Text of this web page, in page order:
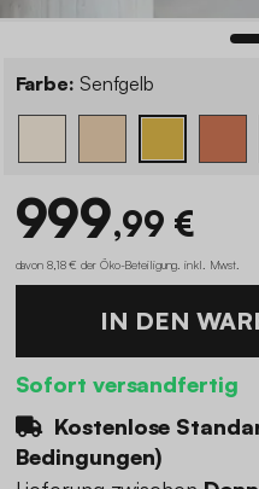
Farbe: Senfgelb
999,99 €
davon 8,18 € der Öko-Beteiligung inkl. Mwst.
IN DEN
Sofort versandfertig
Kostenlose
Bedingungen)